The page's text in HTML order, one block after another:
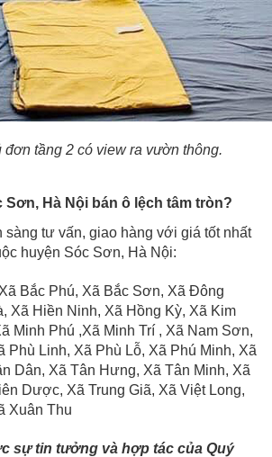
đơn tầng 2 có view ra vườn thông.
Hà Nội bán ô lệch tâm tròn?
sàng tư vấn, giao hàng với giá tốt nhất
huyện Sóc Sơn, Hà Nội:
Bắc Phú, Xã Bắc Sơn, Xã Đông
Xã Hiền Ninh, Xã Hồng Kỳ, Xã Kim
Minh Phú ,Xã Minh Trí , Xã Nam Sơn,
Phù Linh, Xã Phù Lỗ, Xã Phú Minh, Xã
Dân, Xã Tân Hưng, Xã Tân Minh, Xã
Dược, Xã Trung Giã, Xã Việt Long,
Xuân Thu
sự tin tưởng và hợp tác của Quý